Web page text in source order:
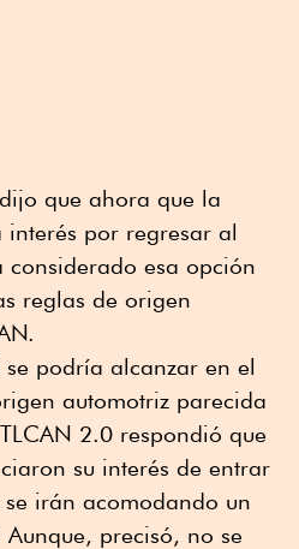
que ahora que la
interés por regresar al
considerado esa opción
reglas de origen
podría alcanzar en el
automotriz parecida
2.0 respondió que
su interés de entrar
se irán acomodando un
precisó, no se